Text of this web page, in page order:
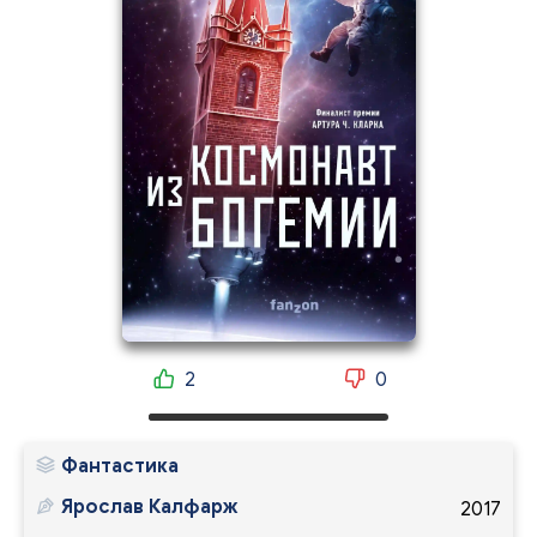
2 0
Фантастика
2017
Ярослав Калфарж